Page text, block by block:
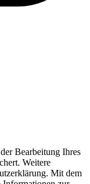
Bearbeitung Ihres
Weitere
Mit dem